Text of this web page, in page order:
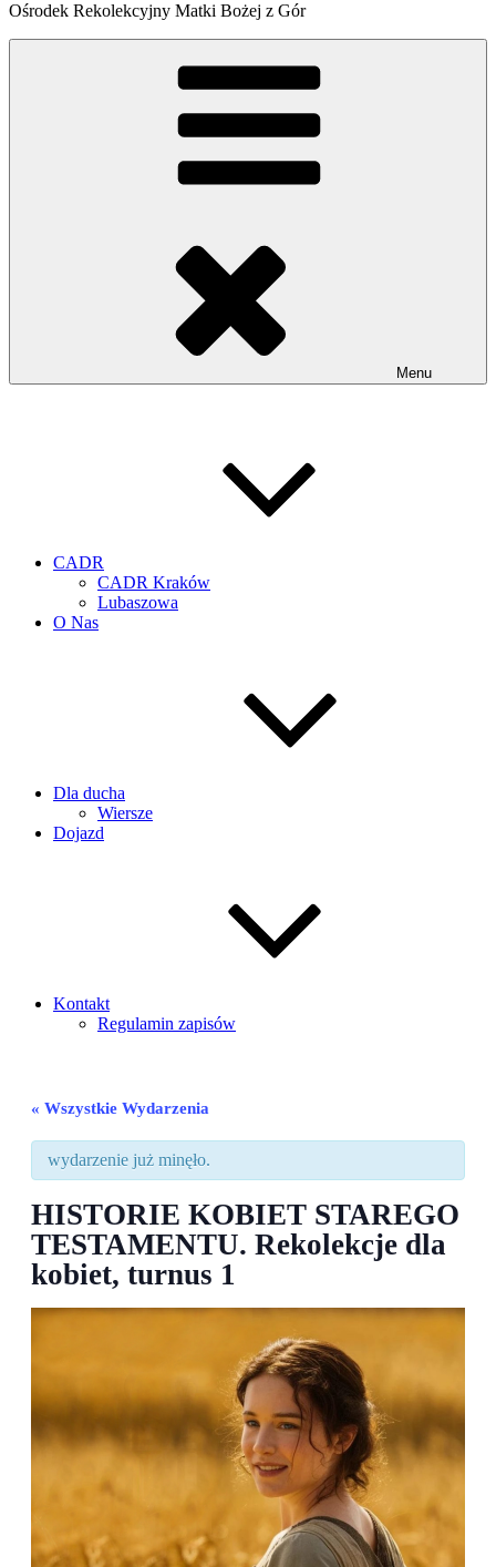
Ośrodek Rekolekcyjny Matki Bożej z Gór
Menu
CADR
CADR Kraków
Lubaszowa
O Nas
Dla ducha
Wiersze
Dojazd
Kontakt
Regulamin zapisów
« Wszystkie Wydarzenia
wydarzenie już minęło.
HISTORIE KOBIET STAREGO
TESTAMENTU. Rekolekcje dla
kobiet, turnus 1